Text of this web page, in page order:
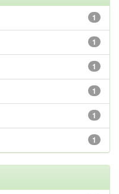
1
1
1
1
1
1